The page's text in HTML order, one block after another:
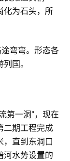
化为石头，所
弯弯。形态各
国。
第一洞”，现在
二期工程完成
，直到东洞口
河水势设置的